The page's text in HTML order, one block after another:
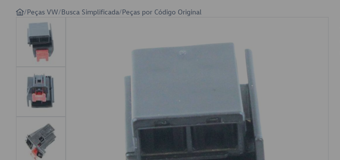
/Peças VW/Busca Simplificada/Peças por Código Original